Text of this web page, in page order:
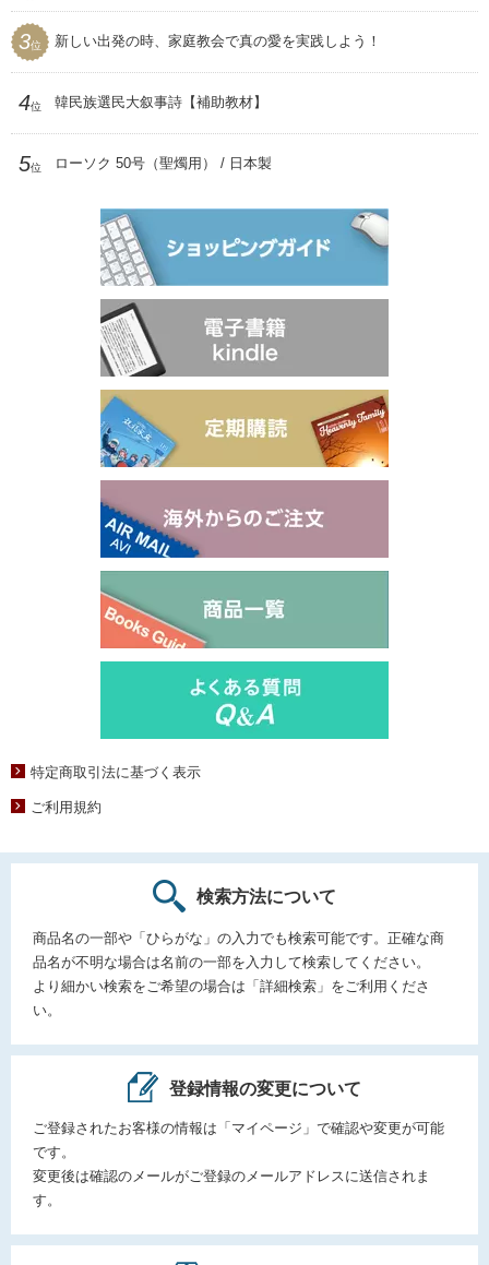
3位 新しい出発の時、家庭教会で真の愛を実践しよう！
4位 韓民族選民大叙事詩【補助教材】
5位 ローソク 50号（聖燭用） / 日本製
特定商取引法に基づく表示
ご利用規約
検索方法について
商品名の一部や「ひらがな」の入力でも検索可能です。正確な商
品名が不明な場合は名前の一部を入力して検索してください。
より細かい検索をご希望の場合は「詳細検索」をご利用くださ
い。
登録情報の変更について
ご登録されたお客様の情報は「マイページ」で確認や変更が可能
です。
変更後は確認のメールがご登録のメールアドレスに送信されま
す。